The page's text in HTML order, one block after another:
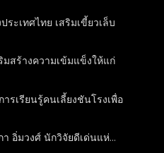
ะเทศไทย เสริมเขี้ยวเล็บ
มสร้างความเข้มแข็งให้แก่
รเรียนรู้คนเลี้ยงชันโรงเพื่อ
อิ่มวงศ์ นักวิจัยดีเด่นแห่...